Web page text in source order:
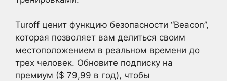
Turoff ценит функцию безопасности “Beacon”,
которая позволяет вам делиться своим
местоположением в реальном времени до
трех человек. Обновите подписку на
премиум ($ 79,99 в год), чтобы